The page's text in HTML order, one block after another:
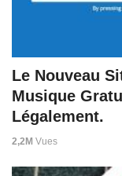
Le Nouveau
Musique
Légalement.
2,2M Vues